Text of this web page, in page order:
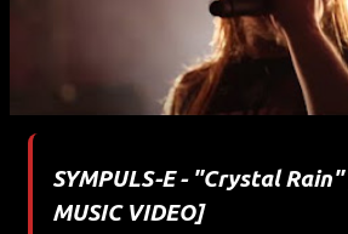
SYMPULS-E - "Crystal
MUSIC VIDEO]